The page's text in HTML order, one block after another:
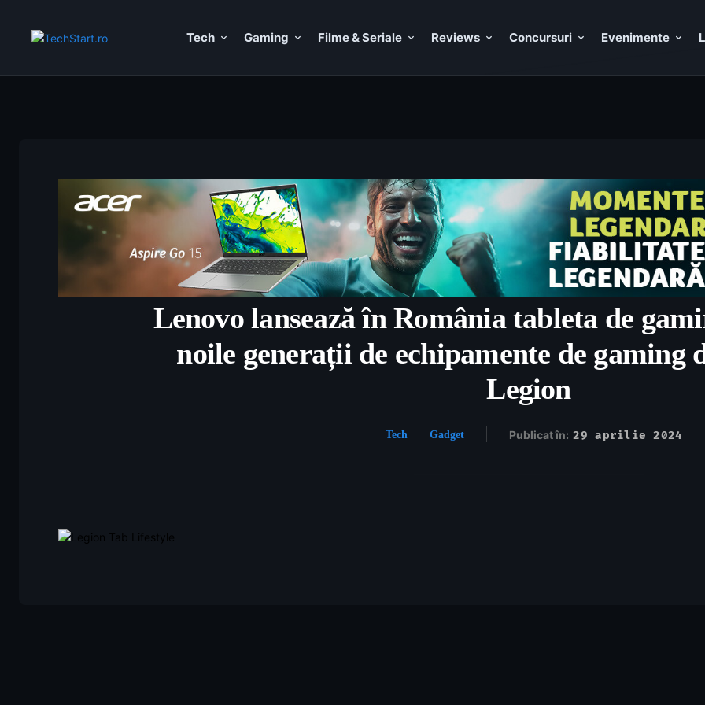
Tech Gaming Filme & Seriale Reviews Concursuri Evenimente
Lenovo lansează în România tableta de
noile generații de echipamente de gaming
Legion
Tech Gadget Publicat în: 29 aprilie 2024